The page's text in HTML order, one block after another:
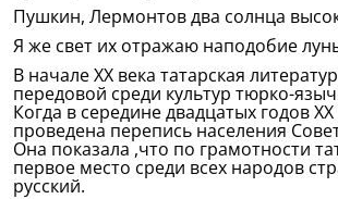
Пушкин, Лермонтов два солнца
Я же свет их отражаю наподобие
В начале ХХ века татарская
передовой среди культур тюрко-
Когда в середине двадцатых годов
проведена перепись населения
Она показала ,что по грамотности
первое место среди всех народов
русский.